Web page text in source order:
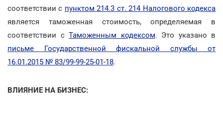
соответствии с пунктом 214.3 ст. 214 Налогового кодекса
является таможенная стоимость, определяемая в
соответствии с Таможенным кодексом. Это указано в
письме Государственной фискальной службы от
16.01.2015 № 83/99-99-25-01-18.
ВЛИЯНИЕ НА БИЗНЕС: